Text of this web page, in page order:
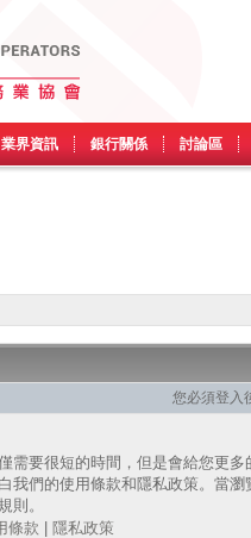
業界資訊 銀行關係 討論區
您必須登入
需要很短的時間，但是會給您更多
我們的使用條款和隱私政策。當瀏
則。
條款
隱私政策